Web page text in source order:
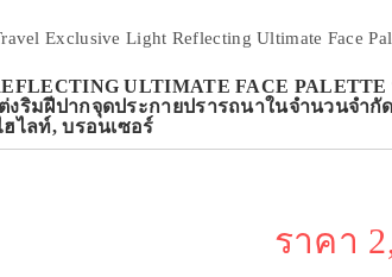
Exclusive Light Reflecting Ultimate Face
ULTIMATE FACE PALETTE
ริมฝีปากจุดประกายปรารถนาในจำนวนจำกั
ไลท์, บรอนเซอร์
ราคา